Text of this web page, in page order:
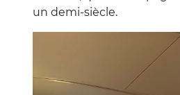
un demi-siècle.